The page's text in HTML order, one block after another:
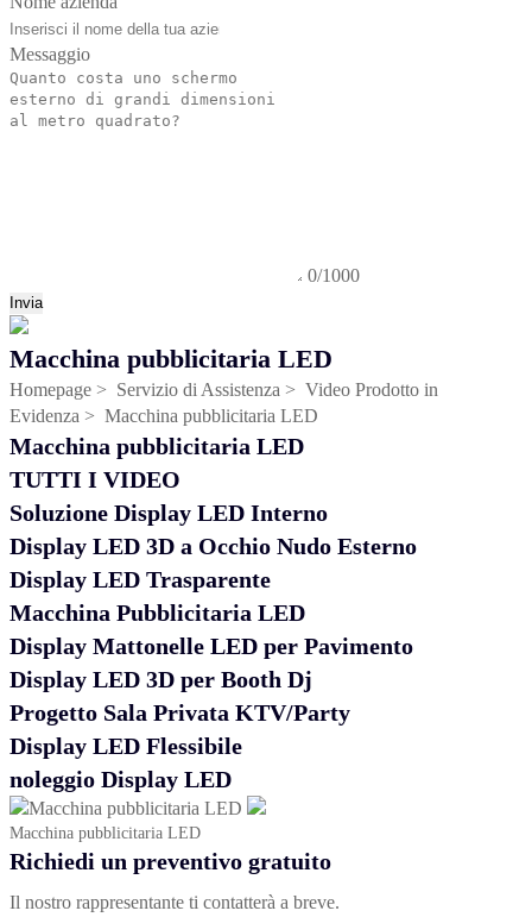
Messaggio
0/1000
Invia
Macchina pubblicitaria LED
Homepage > Servizio di Assistenza > Video Prodotto in
Evidenza > Macchina pubblicitaria LED
Macchina pubblicitaria LED
TUTTI I VIDEO
Soluzione Display LED Interno
Display LED 3D a Occhio Nudo Esterno
Display LED Trasparente
Macchina Pubblicitaria LED
Display Mattonelle LED per Pavimento
Display LED 3D per Booth Dj
Progetto Sala Privata KTV/Party
Display LED Flessibile
noleggio Display LED
Macchina pubblicitaria LED
Richiedi un preventivo gratuito
Il nostro rappresentante ti contatterà a breve.